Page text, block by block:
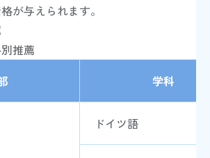
が与えられます。
推薦
学科
ドイツ語